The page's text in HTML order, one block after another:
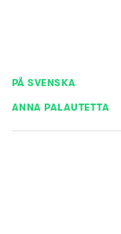
PÅ SVENSKA
ANNA PALAUTETTA